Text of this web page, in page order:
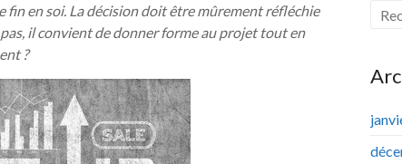
fin en soi. La décision doit être mûrement réfléchie
il convient de donner forme au projet tout en
?